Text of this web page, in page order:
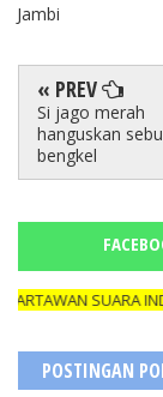
Jambi
« PREV
Si jago merah
hanguskan
bengkel
SUARA
POSTINGAN